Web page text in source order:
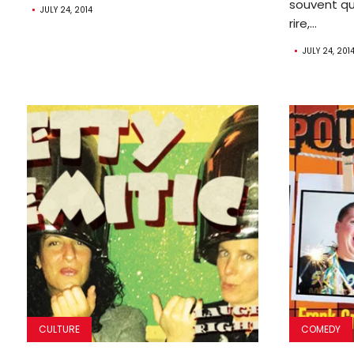
JULY 24, 2014
souvent
rire,...
JULY 24, 2014
CULTURE COMEDY